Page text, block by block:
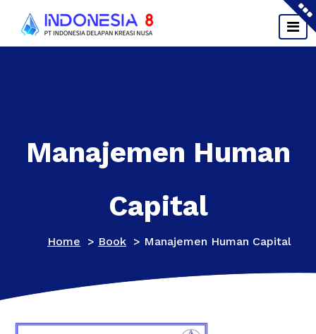
Manajemen Human
Capital
Home > Book > Manajemen Human Capital